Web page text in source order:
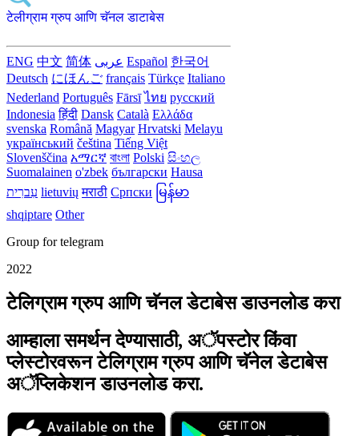
टेलीग्राम ग्रुप आणि चॅनल डाटाबेस
ENG 中文 简体 عربى Español 한국어
Deutsch にほんご français Türkçe Italiano
Nederland Português Fārsī‎ ไทย русский
Indonesia हिंदी Dansk‎ Català Ελλάδα
svenska Română Magyar Hrvatski Melayu
український čeština Tiếng Việt
Slovenščina አማርኛ বাংলা Polski සිංහල
Suomalainen o'zbek български Hausa
עִברִית lietuvių मराठी Српски မြန်မာ
shqiptare Other
Group for telegram
2022
टेलिग्राम ग्रुप आणि चॅनल डेटाबेस डाउनलोड करा
आम्हाला समर्थन देण्यासाठी, अॅपस्टोर किंवा
प्लेस्टोरवरून टेलिग्राम ग्रुप आणि चॅनेल डेटाबेस
अॅप्लिकेशन डाउनलोड करा.